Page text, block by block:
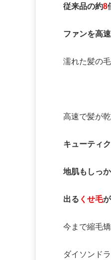
従来品の約8
ファンを高
濡れた髪の
高速で髪が
キューティ
地肌もしっ
出る くせ毛
今まで縮毛
ダイソンド